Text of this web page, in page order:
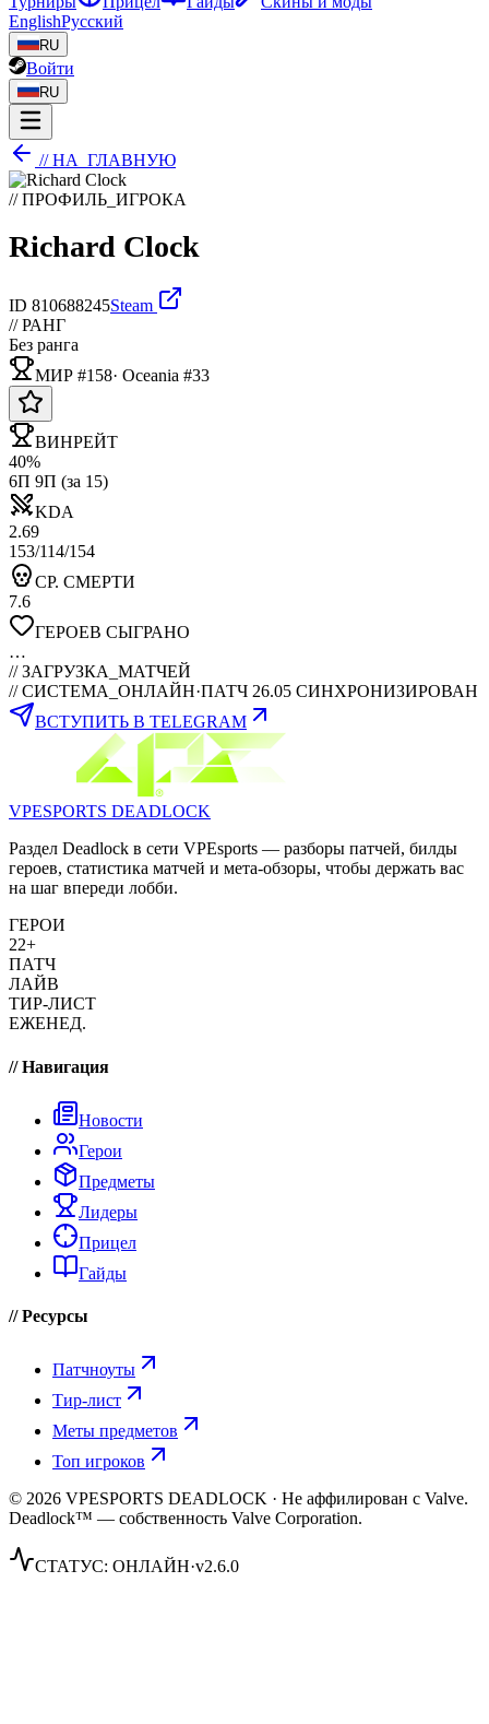
EnglishРусский
RU
Войти
RU
// НА_ГЛАВНУЮ
// ПРОФИЛЬ_ИГРОКА
Richard Clock
ID 810688245Steam
// РАНГ
Без ранга
МИР #158· Oceania #33
ВИНРЕЙТ
40%
6П 9П (за 15)
KDA
2.69
153/114/154
СР. СМЕРТИ
7.6
ГЕРОЕВ СЫГРАНО
…
//ЗАГРУЗКА_МАТЧЕЙ
// СИСТЕМА_ОНЛАЙН·ПАТЧ 26.05 СИНХРОНИЗИРОВАН
ВСТУПИТЬ В TELEGRAM
VPESPORTS DEADLOCK
Раздел Deadlock в сети VPEsports — разборы патчей, билды
героев, статистика матчей и мета-обзоры, чтобы держать вас
на шаг впереди лобби.
ГЕРОИ
22+
ПАТЧ
ЛАЙВ
ТИР-ЛИСТ
ЕЖЕНЕД.
// Навигация
Новости
Герои
Предметы
Лидеры
Прицел
Гайды
// Ресурсы
Патчноуты
Тир-лист
Меты предметов
Топ игроков
© 2026 VPESPORTS DEADLOCK · Не аффилирован с Valve.
Deadlock™ — собственность Valve Corporation.
СТАТУС: ОНЛАЙН·v2.6.0